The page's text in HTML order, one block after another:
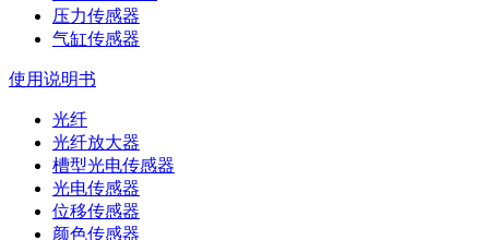
压力传感器
气缸传感器
使用说明书
光纤
光纤放大器
槽型光电传感器
光电传感器
位移传感器
颜色传感器